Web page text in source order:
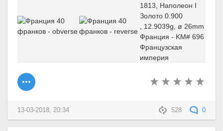
1813, Наполеон I
Золото 0.900
, 12.9039g, ø 26mm
Франция - KM# 696
Французская
империя
528 0
13-03-2018, 20:34